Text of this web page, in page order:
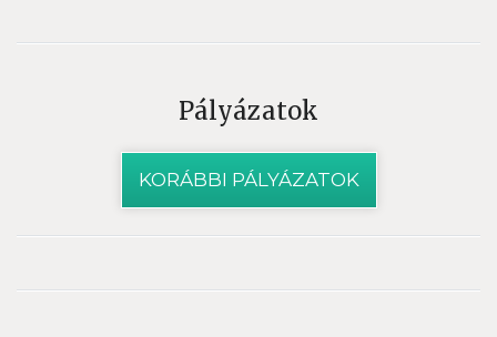
Pályázatok
KORÁBBI PÁLYÁZATOK